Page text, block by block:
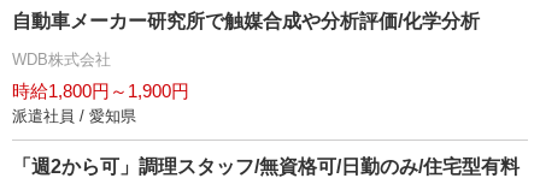
自動車メーカー研究所で触媒合成や分析評価/化学分析
WDB株式会社
時給1,800円～1,900円
派遣社員 / 愛知県
「週2から可」調理スタッフ/無資格可/日勤のみ/住宅型有料